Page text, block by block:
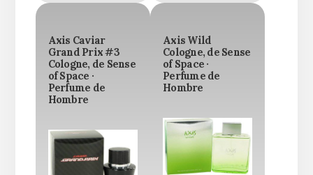
Axis Caviar
Grand Prix #3
Cologne, de Sense
of Space ·
Perfume de
Hombre
Axis Wild
Cologne, de Sense
of Space ·
Perfume de
Hombre